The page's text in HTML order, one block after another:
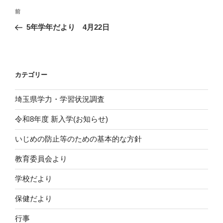
投
ナ
ー
シ
ョ
ン
前
の
前
5年学年だより 4月22日
カテゴリー
埼玉県学力・学習状況調査
令和8年度 新入学(お知らせ)
いじめの防止等のための基本的な方針
教育委員会より
学校だより
保健だより
行事